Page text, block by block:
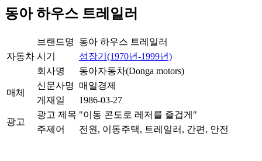
동아 하우스 트레일러
자동차
브랜드명
동아 하우스 트레일러
시기
성장기(1970년-1999년)
회사명
동아자동차(Donga motors)
매체
신문사명
매일경제
게재일
1986-03-27
광고
광고 제목 "이동 콘도로 레저를 즐겁게"
주제어
전원, 이동주택, 트레일러, 간편, 안전